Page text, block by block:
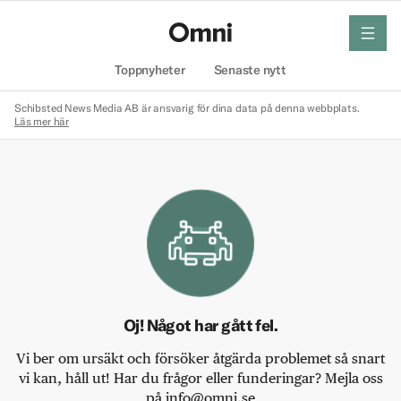
Toppnyheter Senaste nytt
meny
Schibsted News Media AB är ansvarig för dina data på denna webbplats.
Läs mer här
Oj! Något har gått fel.
Vi ber om ursäkt och försöker åtgärda problemet så snart
vi kan, håll ut! Har du frågor eller funderingar? Mejla oss